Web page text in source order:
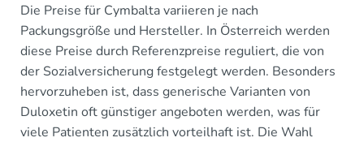
Die Preise für Cymbalta variieren je nach
Packungsgröße und Hersteller. In Österreich werden
diese Preise durch Referenzpreise reguliert, die von
der Sozialversicherung festgelegt werden. Besonders
hervorzuheben ist, dass generische Varianten von
Duloxetin oft günstiger angeboten werden, was für
viele Patienten zusätzlich vorteilhaft ist. Die Wahl